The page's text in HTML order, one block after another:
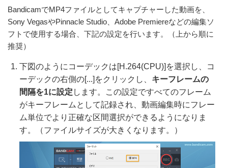
BandicamでMP4ファイルとしてキャプチャーした動画を、
Sony VegasやPinnacle Studio、Adobe Premiereなどの編集ソ
フトで使用する場合、下記の設定を行います。（上から順に
推奨）
下図のようにコーデックは[H.264(CPU)]を選択し、コ
ーデックの右側の[...]をクリックし、 キーフレームの
間隔を1に設定 します。この設定ですべてのフレーム
がキーフレームとして記録され、動画編集時にフレー
ム単位でより正確な区間選択ができるようになりま
す。（ファイルサイズが大きくなります。）